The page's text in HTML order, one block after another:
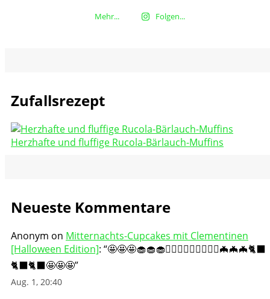
Mehr... Folgen...
Zufallsrezept
Herzhafte und fluffige Rucola-Bärlauch-Muffins
Neueste Kommentare
Anonym on Mitternachts-Cupcakes mit Clementinen
[Halloween Edition]: “🤩🤩🤩🧁🧁🧁🧛🏻‍♀️🧛🏻‍♀️🧛🏻‍♀️🦇🦇🦇🐈‍⬛
🐈‍⬛🐈‍⬛🤩🤩🤩”
Aug. 1, 20:40